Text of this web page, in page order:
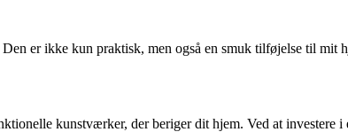
er ikke kun praktisk, men også en smuk tilføjelse til mit
kunstværker, der beriger dit hjem. Ved at